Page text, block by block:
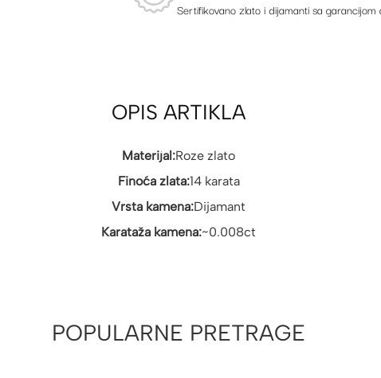
Sertifikovano zlato i dijamanti sa
OPIS ARTIKLA
Materijal:Roze zlato
Finoća zlata:14 karata
Vrsta kamena:Dijamant
Karataža kamena:~0.008ct
POPULARNE PRETRAGE